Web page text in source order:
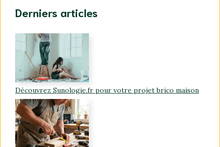
Derniers articles
Découvrez Sunologie.fr pour votre projet brico maison